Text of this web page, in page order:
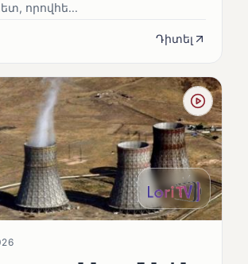
որովհե...
Դիտել